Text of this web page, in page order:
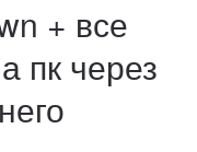
+ все
пк через